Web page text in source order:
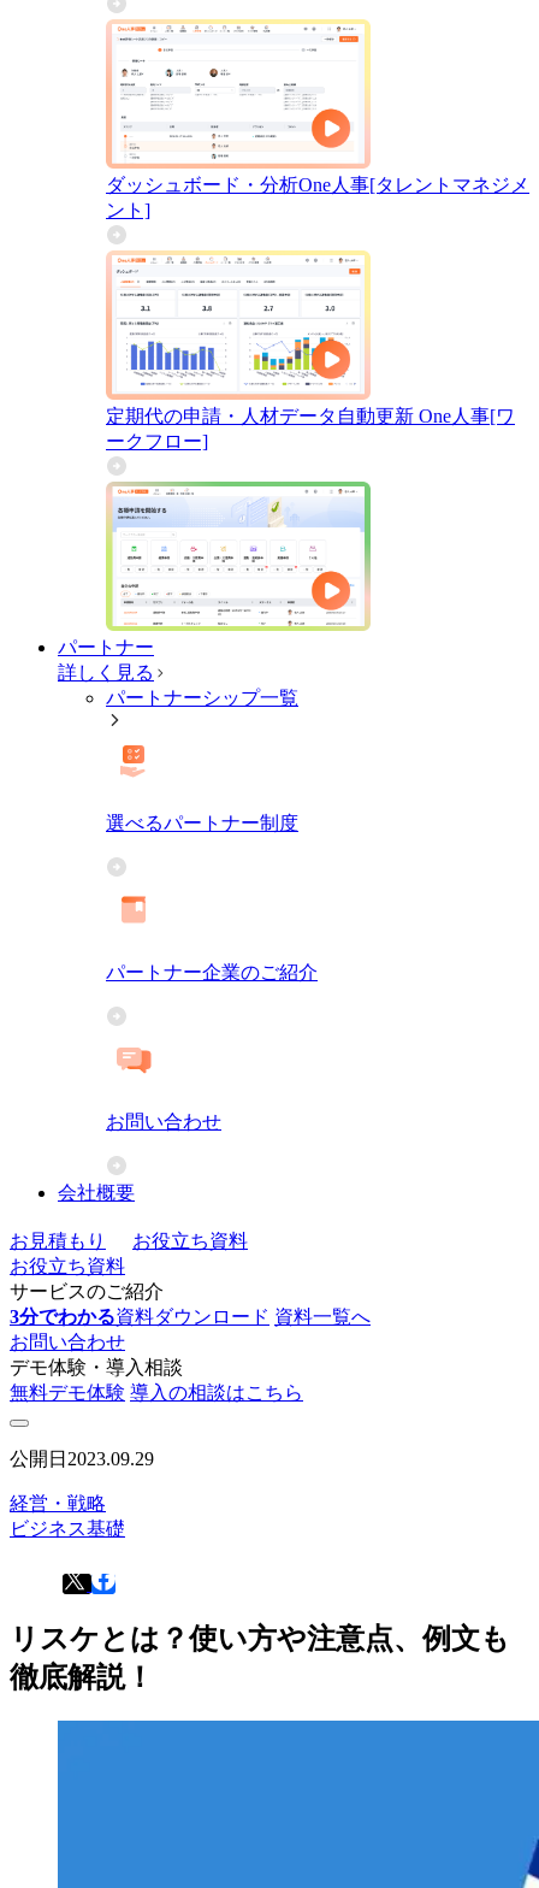
ダッシュボード・分析One人事[タレントマネジメ
ント]
定期代の申請・人材データ自動更新 One人事[ワ
ークフロー]
パートナー
詳しく見る
パートナーシップ一覧
選べるパートナー制度
パートナー企業のご紹介
お問い合わせ
会社概要
お見積もり
お役立ち資料
お役立ち資料
サービスのご紹介
3分でわかる資料ダウンロード 資料一覧へ
お問い合わせ
デモ体験・導入相談
無料デモ体験 導入の相談はこちら
公開日 2023.09.29
経営・戦略
ビジネス基礎
リスケとは？使い方や注意点、例文も
徹底解説！